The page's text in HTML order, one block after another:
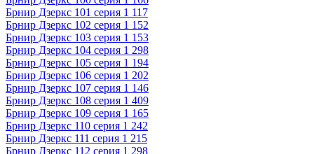
Брнир Дзеркс 101 серия 1 117
Брнир Дзеркс 102 серия 1 152
Брнир Дзеркс 103 серия 1 153
Брнир Дзеркс 104 серия 1 298
Брнир Дзеркс 105 серия 1 194
Брнир Дзеркс 106 серия 1 202
Брнир Дзеркс 107 серия 1 146
Брнир Дзеркс 108 серия 1 409
Брнир Дзеркс 109 серия 1 165
Брнир Дзеркс 110 серия 1 242
Брнир Дзеркс 111 серия 1 215
Брнир Дзеркс 112 серия 1 298